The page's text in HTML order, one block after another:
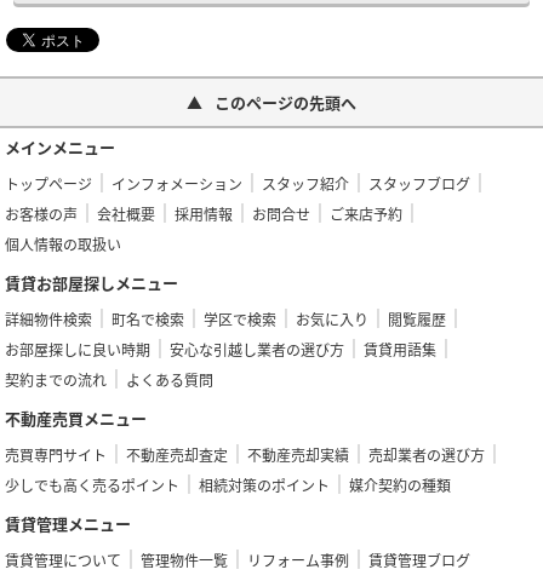
このページの先頭へ
メインメニュー
トップページ インフォメーション スタッフ紹介
スタッフブログ
お客様の声
会社概要 採用情報 お問合せ
ご来店予約
個人情報の取扱い
賃貸お部屋探しメニュー
詳細物件検索 町名で検索 学区で検索 お気に入り
閲覧履歴
お部屋探しに良い時期
安心な引越し業者の選び方
賃貸用語集
契約までの流れ
よくある質問
不動産売買メニュー
売買専門サイト 不動産売却査定 不動産売却実績
売却業者の選び方
少しでも高く売るポイント
相続対策のポイント 媒介契約の種類
賃貸管理メニュー
賃貸管理について 管理物件一覧 リフォーム事例 賃貸管理ブログ